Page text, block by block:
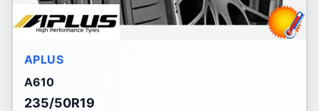
APLUS
A610
235/50R19